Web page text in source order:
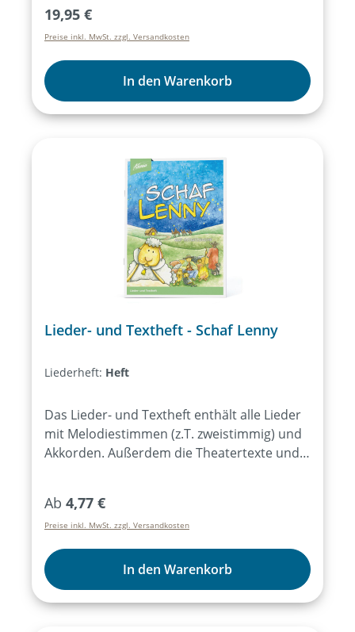
Instrumentalversionen.
Regulärer Preis:
19,95 €
Preise inkl. MwSt. zzgl. Versandkosten
In den Warenkorb
Lieder- und Textheft - Schaf Lenny
Liederheft: Heft
Das Lieder- und Textheft enthält alle Lieder
mit Melodiestimmen (z.T. zweistimmig) und
Akkorden. Außerdem die Theatertexte und
Textheftes ist das Aufführungsrecht für alle
Aufführungen des Musicals für ein Jahr
erworben.
Regulärer Preis:
Ab 4,77 €
Preise inkl. MwSt. zzgl. Versandkosten
In den Warenkorb